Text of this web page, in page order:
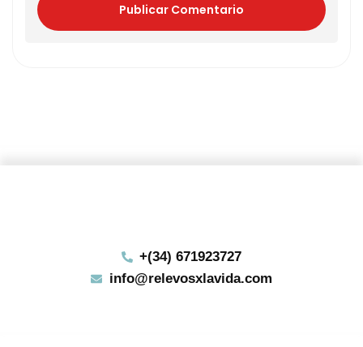
Publicar Comentario
+(34) 671923727
info@relevosxlavida.com